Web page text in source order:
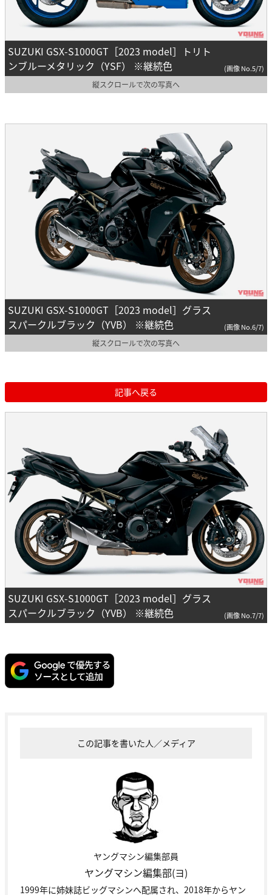
SUZUKI GSX-S1000GT［2023 model］トリト
ンブルーメタリック（YSF） ※継続色
(画像 No.5/7)
縦スクロールで次の写真へ
SUZUKI GSX-S1000GT［2023 model］グラス
スパークルブラック（YVB） ※継続色
(画像 No.6/7)
縦スクロールで次の写真へ
記事へ戻る
SUZUKI GSX-S1000GT［2023 model］グラス
スパークルブラック（YVB） ※継続色
(画像 No.7/7)
この記事を書いた人／メディア
ヤングマシン編集部員
ヤングマシン編集部(ヨ)
1999年に姉妹誌ビッグマシンへ配属され、2018年からヤン